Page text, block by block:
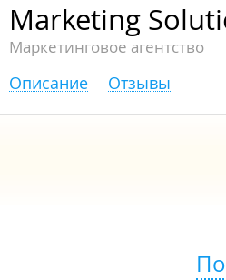
Marketing
Маркетинговое агентство
Описание Отзывы